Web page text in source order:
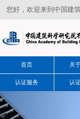
您好，欢迎来到中国建
首页 关
认证服务 认